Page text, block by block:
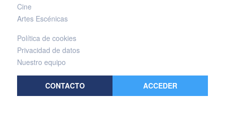
Cine
Artes Escénicas
Política de cookies
Privacidad de datos
Nuestro equipo
CONTACTO ACCEDER